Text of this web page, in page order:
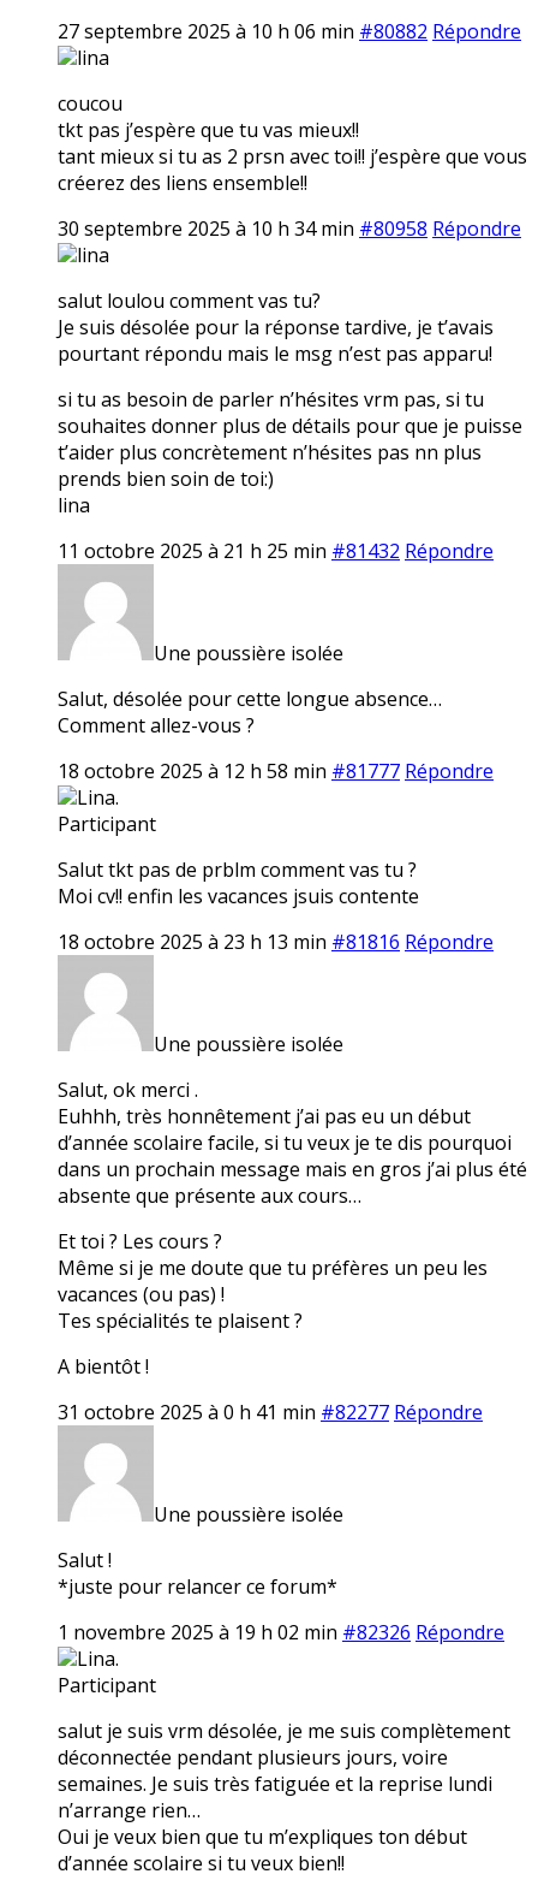
27 septembre 2025 à 10 h 06 min #80882 Répondre
lina
coucou
tkt pas j’espère que tu vas mieux!!
tant mieux si tu as 2 prsn avec toi!! j’espère que vous
créerez des liens ensemble!!
30 septembre 2025 à 10 h 34 min #80958 Répondre
lina
salut loulou comment vas tu?
Je suis désolée pour la réponse tardive, je t’avais
pourtant répondu mais le msg n’est pas apparu!
si tu as besoin de parler n’hésites vrm pas, si tu
souhaites donner plus de détails pour que je puisse
t’aider plus concrètement n’hésites pas nn plus
prends bien soin de toi:)
lina
11 octobre 2025 à 21 h 25 min #81432 Répondre
Une poussière isolée
Salut, désolée pour cette longue absence…
Comment allez-vous ?
18 octobre 2025 à 12 h 58 min #81777 Répondre
Lina.
Participant
Salut tkt pas de prblm comment vas tu ?
Moi cv!! enfin les vacances jsuis contente
18 octobre 2025 à 23 h 13 min #81816 Répondre
Une poussière isolée
Salut, ok merci .
Euhhh, très honnêtement j’ai pas eu un début
d’année scolaire facile, si tu veux je te dis pourquoi
dans un prochain message mais en gros j’ai plus été
absente que présente aux cours…
Et toi ? Les cours ?
Même si je me doute que tu préfères un peu les
vacances (ou pas) !
Tes spécialités te plaisent ?
A bientôt !
31 octobre 2025 à 0 h 41 min #82277 Répondre
Une poussière isolée
Salut !
*juste pour relancer ce forum*
1 novembre 2025 à 19 h 02 min #82326 Répondre
Lina.
Participant
salut je suis vrm désolée, je me suis complètement
déconnectée pendant plusieurs jours, voire
semaines. Je suis très fatiguée et la reprise lundi
n’arrange rien…
Oui je veux bien que tu m’expliques ton début
d’année scolaire si tu veux bien!!